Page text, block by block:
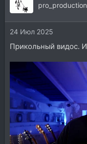
pro_production
24 Июл 2025
Прикольный видос.